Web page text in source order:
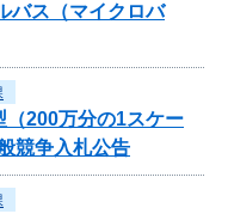
バス（マイクロバ
（200万分の1スケー
競争入札公告